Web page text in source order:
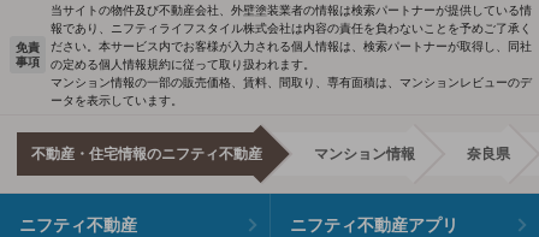
免責
事項
当サイトの物件及び不動産会社、外壁塗装業者の情報は検索パートナーが提供している情
報であり、ニフティライフスタイル株式会社は内容の責任を負わないことを予めご了承く
ださい。本サービス内でお客様が入力される個人情報は、検索パートナーが取得し、同社
の定める個人情報規約に従って取り扱われます。
マンション情報の一部の販売価格、賃料、間取り、専有面積は、マンションレビューのデ
ータを表示しています。
不動産・住宅情報のニフティ不動産 マンション情報 奈良県
ニフティ不動産 ニフティ不動産アプリ